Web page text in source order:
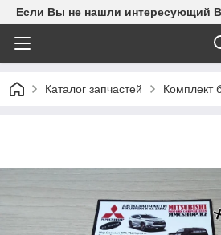
Если Вы не нашли интересующий
Каталог запчастей Комплект